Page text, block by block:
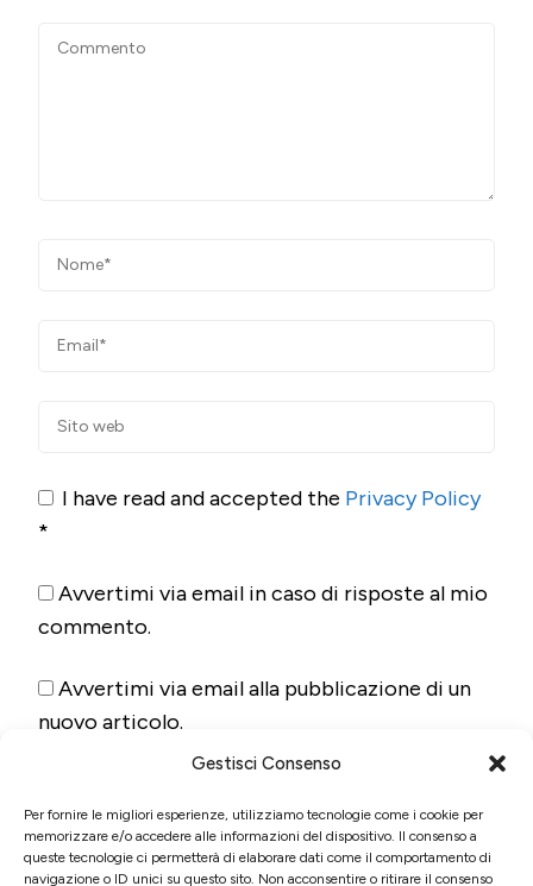
Gestisci Consenso
Per fornire le migliori esperienze, utilizziamo tecnologie come i cookie per
memorizzare e/o accedere alle informazioni del dispositivo. Il consenso a
queste tecnologie ci permetterà di elaborare dati come il comportamento di
navigazione o ID unici su questo sito. Non acconsentire o ritirare il consenso
I have read and accepted the Privacy Policy
*
Avvertimi via email in caso di risposte al mio
commento.
Avvertimi via email alla pubblicazione di un
nuovo articolo.